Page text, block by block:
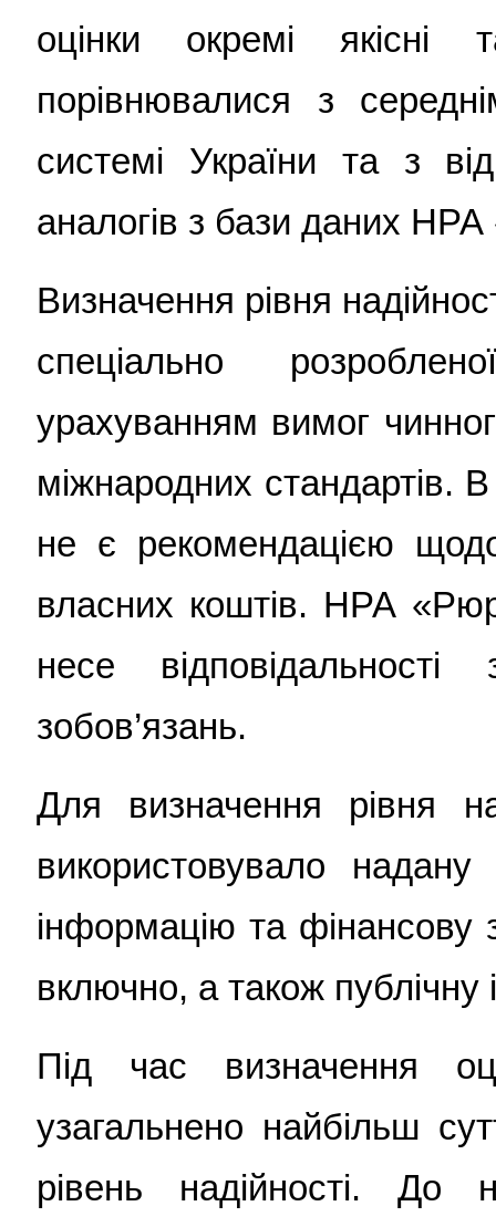
оцінки окремі якісні
порівнювалися з
системі України та з
аналогів з бази даних НРА
Визначення рівня
спеціально
урахуванням вимог
міжнародних стандартів.
не є рекомендацією
власних коштів. НРА
несе
зобов’язань.
Для визначення рівня
використовувало
інформацію та фінансову
включно, а також публічну
Під час визначення
узагальнено найбільш
рівень надійності. До